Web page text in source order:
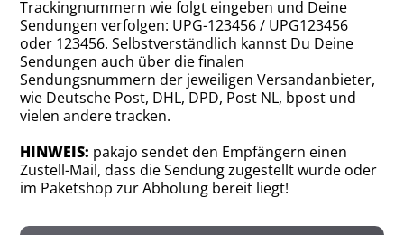
Trackingnummern wie folgt eingeben und Deine
Sendungen verfolgen: UPG-123456 / UPG123456
oder 123456. Selbstverständlich kannst Du Deine
Sendungen auch über die finalen
Sendungsnummern der jeweiligen Versandanbieter,
wie Deutsche Post, DHL, DPD, Post NL, bpost und
vielen andere tracken.
HINWEIS: pakajo sendet den Empfängern einen
Zustell-Mail, dass die Sendung zugestellt wurde oder
im Paketshop zur Abholung bereit liegt!